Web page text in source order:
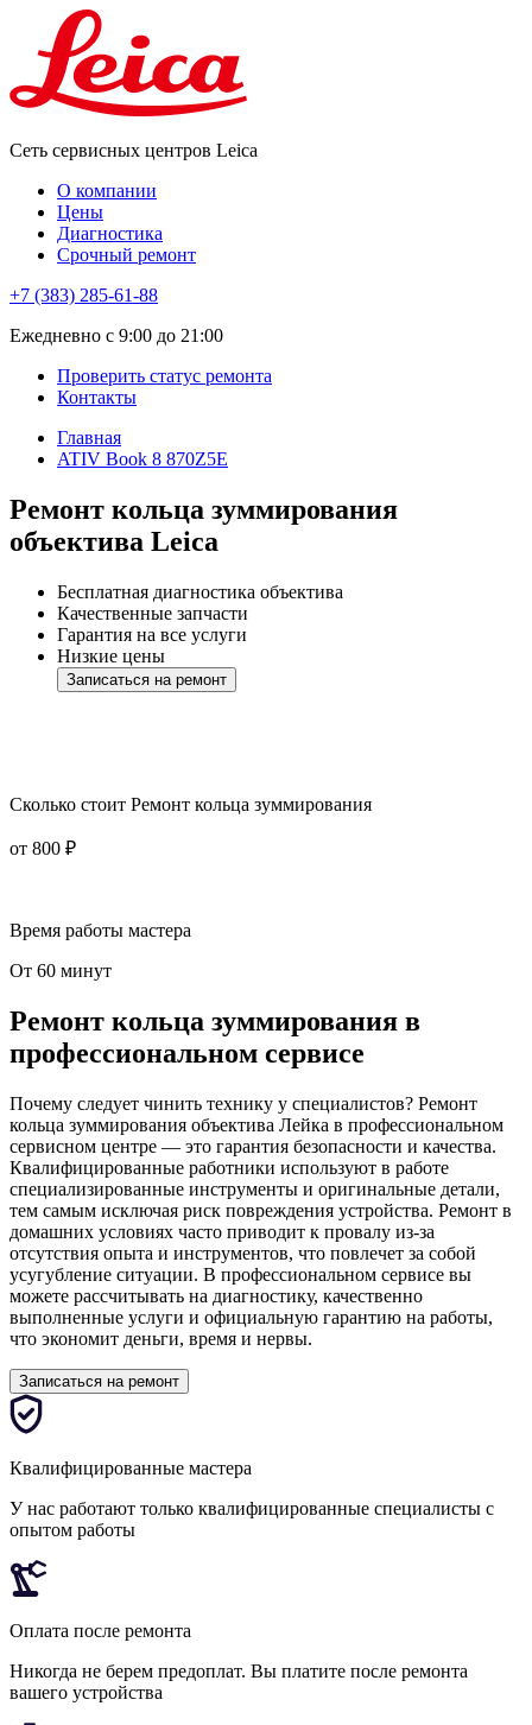
Сеть сервисных центров Leica
О компании
Цены
Диагностика
Срочный ремонт
+7 (383) 285-61-88
Eжедневно с 9:00 до 21:00
Проверить статус ремонта
Контакты
Главная
ATIV Book 8 870Z5E
Ремонт кольца зуммирования
объектива Leica
Бесплатная диагностика объектива
Качественные запчасти
Гарантия на все услуги
Низкие цены
Записаться на ремонт
Сколько стоит Ремонт кольца зуммирования
от 800 ₽
Время работы мастера
От 60 минут
Ремонт кольца зуммирования в
профессиональном сервисе
Почему следует чинить технику у специалистов? Ремонт
кольца зуммирования объектива Лейка в профессиональном
сервисном центре — это гарантия безопасности и качества.
Квалифицированные работники используют в работе
специализированные инструменты и оригинальные детали,
тем самым исключая риск повреждения устройства. Ремонт в
домашних условиях часто приводит к провалу из-за
отсутствия опыта и инструментов, что повлечет за собой
усугубление ситуации. В профессиональном сервисе вы
можете рассчитывать на диагностику, качественно
выполненные услуги и официальную гарантию на работы,
что экономит деньги, время и нервы.
Записаться на ремонт
Квалифицированные мастера
У нас работают только квалифицированные специалисты с
опытом работы
Оплата после ремонта
Никогда не берем предоплат. Вы платите после ремонта
вашего устройства